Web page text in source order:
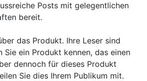
Posts mit gelegentlichen
bereit.
das Produkt. Ihre Leser sind
Sie ein Produkt kennen, das einen
dennoch für dieses Produkt
Sie dies Ihrem Publikum mit.